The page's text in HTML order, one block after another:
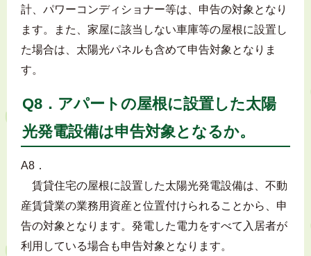
計、パワーコンディショナー等は、申告の対象となり
ます。また、家屋に該当しない車庫等の屋根に設置し
た場合は、太陽光パネルも含めて申告対象となりま
す。
Q8．アパートの屋根に設置した太陽
光発電設備は申告対象となるか。
A8．
賃貸住宅の屋根に設置した太陽光発電設備は、不動
産賃貸業の業務用資産と位置付けられることから、申
告の対象となります。発電した電力をすべて入居者が
利用している場合も申告対象となります。